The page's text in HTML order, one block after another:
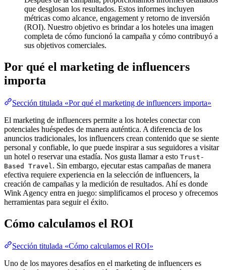
que desglosan los resultados. Estos informes incluyen
métricas como alcance, engagement y retorno de inversión
(ROI). Nuestro objetivo es brindar a los hoteles una imagen
completa de cómo funcionó la campaña y cómo contribuyó a
sus objetivos comerciales.
Por qué el marketing de influencers
importa
Sección titulada «Por qué el marketing de influencers importa»
El marketing de influencers permite a los hoteles conectar con
potenciales huéspedes de manera auténtica. A diferencia de los
anuncios tradicionales, los influencers crean contenido que se siente
personal y confiable, lo que puede inspirar a sus seguidores a visitar
un hotel o reservar una estadía. Nos gusta llamar a esto Trust-
Based Travel . Sin embargo, ejecutar estas campañas de manera
efectiva requiere experiencia en la selección de influencers, la
creación de campañas y la medición de resultados. Ahí es donde
Wink Agency entra en juego: simplificamos el proceso y ofrecemos
herramientas para seguir el éxito.
Cómo calculamos el ROI
Sección titulada «Cómo calculamos el ROI»
Uno de los mayores desafíos en el marketing de influencers es